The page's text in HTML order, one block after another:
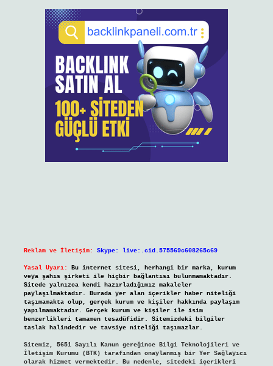
Reklam ve İletişim: Skype: live:.cid.575569c608265c69
Yasal Uyarı:
Bu internet sitesi, herhangi bir marka, kurum
veya şahıs şirketi ile hiçbir bağlantısı bulunmamaktadır.
Sitede yalnızca kendi hazırladığımız makaleler
paylaşılmaktadır. Burada yer alan içerikler haber niteliği
taşımamakta olup, gerçek kurum ve kişiler hakkında paylaşım
yapılmamaktadır. Gerçek kurum ve kişiler ile isim
benzerlikleri tamamen tesadüfidir. Sitemizdeki bilgiler
taslak halindedir ve tavsiye niteliği taşımazlar.
Sitemiz, 5651 Sayılı Kanun gereğince Bilgi Teknolojileri ve
İletişim Kurumu (BTK) tarafından onaylanmış bir Yer Sağlayıcı
olarak hizmet vermektedir. Bu nedenle, sitedeki içerikleri